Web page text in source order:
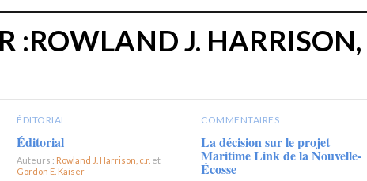
:ROWLAND J. HARRISON,
ÉDITORIAL
Éditorial
Auteurs : Rowland J. Harrison, c.r. et
Gordon E. Kaiser
COMMENTAIRES
La décision sur le projet
Maritime Link de la Nouvelle-
Écosse